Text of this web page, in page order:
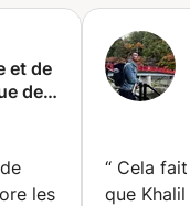
et de
de
les
“ Cela
que